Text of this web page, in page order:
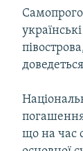
що на час